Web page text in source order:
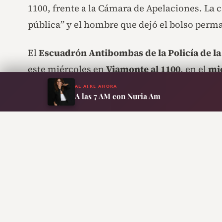
1100, frente a la Cámara de Apelaciones.
pública” y el hombre que dejó el bolso
ElEscuadrón Antibombas de la Policía de
este miércoles enViamonte al 1100, en el
paquete sospechoso en un edificio ubicado
Cámara de Apelaciones en lo Criminal y
AL AIRE AHORA
A las 7 AM con Nuria Am